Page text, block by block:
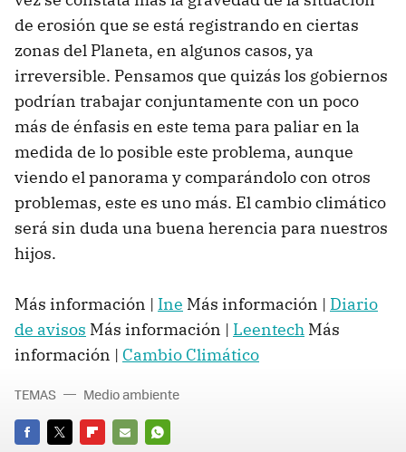
de erosión que se está registrando en ciertas
zonas del Planeta, en algunos casos, ya
irreversible. Pensamos que quizás los gobiernos
podrían trabajar conjuntamente con un poco
más de énfasis en este tema para paliar en la
medida de lo posible este problema, aunque
viendo el panorama y comparándolo con otros
problemas, este es uno más. El cambio climático
será sin duda una buena herencia para nuestros
hijos.
Más información | Ine Más información | Diario
de avisos Más información | Leentech Más
información | Cambio Climático
TEMAS Medio ambiente